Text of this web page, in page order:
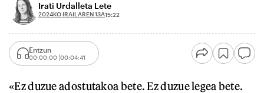
Irati Urdalleta Lete
2024KO IRAILAREN 13A15:22
Entzun
00:00:00 00:04:41
«Ez duzue adostutakoa bete. Ez duzue legea bete.